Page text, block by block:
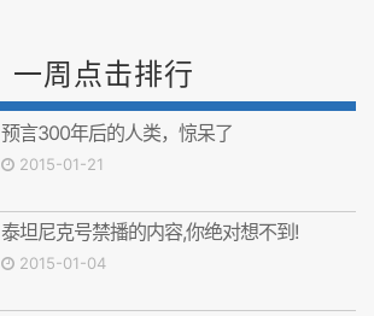
一周点击排行
预言300年后的人类，惊呆了
2015-01-21
泰坦尼克号禁播的内容,你绝对想不到!
2015-01-04